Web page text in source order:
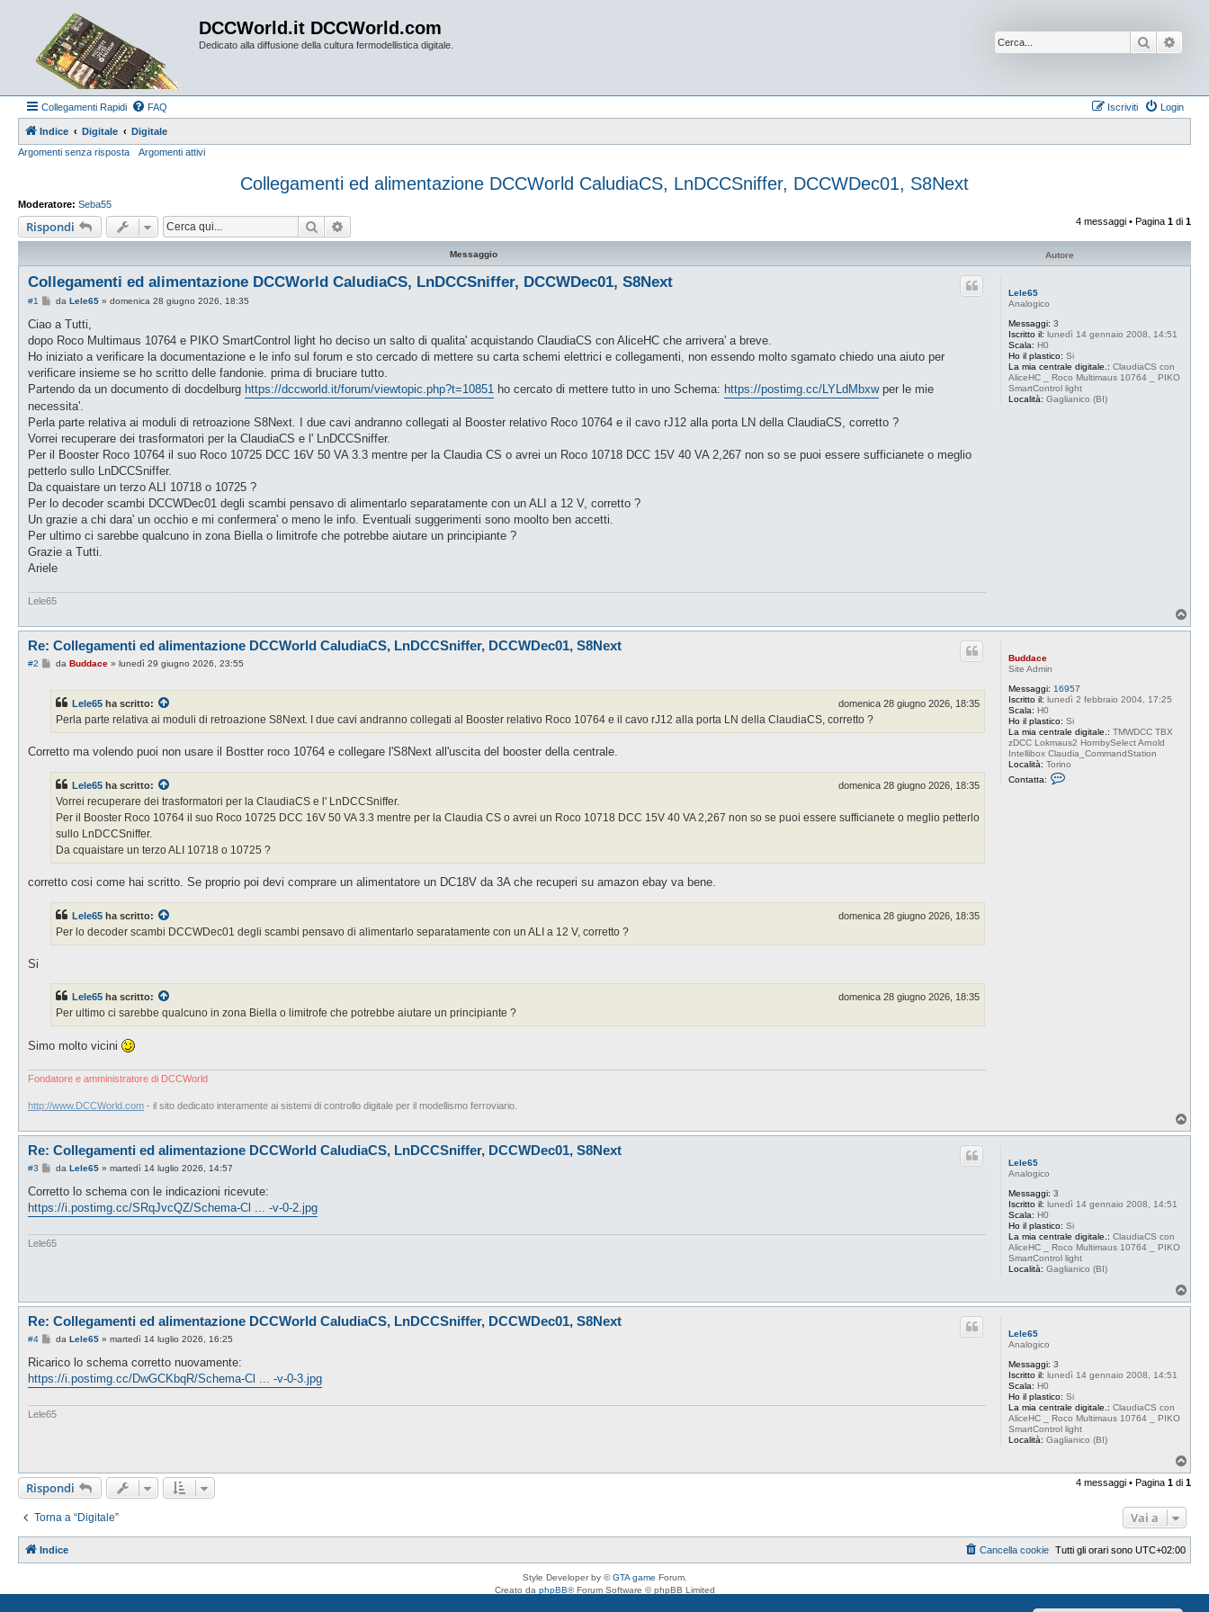
DCCWorld.it DCCWorld.com
Dedicato alla diffusione della cultura fermodellistica digitale. Cerca
Collegamenti Rapidi FAQ Login
Iscriviti
Indice Digitale
Digitale
Argomenti senza risposta
Argomenti attivi
Collegamenti ed alimentazione DCCWorld CaludiaCS, LnDCCSniffer, DCCWDec01, S8Next
Moderatore: Seba55
Rispondi Cerca 4 messaggi • Pagina 1 di 1
Messaggio Autore
Lele65
Analogico
Messaggi: 3
Iscritto il: lunedì 14 gennaio 2008, 14:51
Scala: H0
Ho il plastico: Si
La mia centrale digitale.: ClaudiaCS con
AliceHC _ Roco Multimaus 10764 _ PIKO
SmartControl light
Località: Gaglianico (BI)
Collegamenti ed alimentazione DCCWorld CaludiaCS, LnDCCSniffer, DCCWDec01, S8Next
#1
M
s
a
g
i
o
da Lele65» domenica 28 giugno 2026, 18:35
Ciao a Tutti,
dopo Roco Multimaus 10764 e PIKO SmartControl light ho deciso un salto di qualita' acquistando ClaudiaCS con AliceHC che arrivera' a breve.
Ho iniziato a verificare la documentazione e le info sul forum e sto cercado di mettere su carta schemi elettrici e collegamenti, non essendo molto sgamato chiedo una aiuto per
verificare insieme se ho scritto delle fandonie. prima di bruciare tutto.
Partendo da un documento di docdelburg https://dccworld.it/forum/viewtopic.php?t=10851 ho cercato di mettere tutto in uno Schema: https://postimg.cc/LYLdMbxwper le mie
necessita'.
Perla parte relativa ai moduli di retroazione S8Next. I due cavi andranno collegati al Booster relativo Roco 10764 e il cavo rJ12 alla porta LN della ClaudiaCS, corretto ?
Vorrei recuperare dei trasformatori per la ClaudiaCS e l' LnDCCSniffer.
Per il Booster Roco 10764 il suo Roco 10725 DCC 16V 50 VA 3.3 mentre per la Claudia CS o avrei un Roco 10718 DCC 15V 40 VA 2,267 non so se puoi essere sufficianete o meglio
petterlo sullo LnDCCSniffer.
Da cquaistare un terzo ALI 10718 o 10725 ?
Per lo decoder scambi DCCWDec01 degli scambi pensavo di alimentarlo separatamente con un ALI a 12 V, corretto ?
Un grazie a chi dara' un occhio e mi confermera' o meno le info. Eventuali suggerimenti sono moolto ben accetti.
Per ultimo ci sarebbe qualcuno in zona Biella o limitrofe che potrebbe aiutare un principiante ?
Grazie a Tutti.
Ariele
Lele65
o
Buddace
Site Admin
Messaggi: 16957
Iscritto il: lunedì 2 febbraio 2004, 17:25
Scala: H0
Ho il plastico: Si
La mia centrale digitale.: TMWDCC TBX
zDCC Lokmaus2 HornbySelect Arnold
Intellibox Claudia_CommandStation
Località: Torino
Contatta:
Re: Collegamenti ed alimentazione DCCWorld CaludiaCS, LnDCCSniffer, DCCWDec01, S8Next
#2
M
a
g
o
da Buddace» lunedì 29 giugno 2026, 23:55
Lele65 ha scritto: domenica 28 giugno 2026, 18:35
Perla parte relativa ai moduli di retroazione S8Next. I due cavi andranno collegati al Booster relativo Roco 10764 e il cavo rJ12 alla porta LN della ClaudiaCS, corretto ?
Corretto ma volendo puoi non usare il Bostter roco 10764 e collegare l'S8Next all'uscita del booster della centrale.
Lele65 ha scritto: domenica 28 giugno 2026, 18:35
Vorrei recuperare dei trasformatori per la ClaudiaCS e l' LnDCCSniffer.
Per il Booster Roco 10764 il suo Roco 10725 DCC 16V 50 VA 3.3 mentre per la Claudia CS o avrei un Roco 10718 DCC 15V 40 VA 2,267 non so se puoi essere sufficianete o meglio petterlo
sullo LnDCCSniffer.
Da cquaistare un terzo ALI 10718 o 10725 ?
corretto cosi come hai scritto. Se proprio poi devi comprare un alimentatore un DC18V da 3A che recuperi su amazon ebay va bene.
Lele65 ha scritto: domenica 28 giugno 2026, 18:35
Per lo decoder scambi DCCWDec01 degli scambi pensavo di alimentarlo separatamente con un ALI a 12 V, corretto ?
Si
Lele65 ha scritto: domenica 28 giugno 2026, 18:35
Per ultimo ci sarebbe qualcuno in zona Biella o limitrofe che potrebbe aiutare un principiante ?
Simo molto vicini
Fondatore e amministratore di DCCWorld
http://www.DCCWorld.com - il sito dedicato interamente ai sistemi di controllo digitale per il modellismo ferroviario.
o
Lele65
Analogico
Messaggi: 3
Iscritto il: lunedì 14 gennaio 2008, 14:51
Scala: H0
Ho il plastico: Si
La mia centrale digitale.: ClaudiaCS con
AliceHC _ Roco Multimaus 10764 _ PIKO
SmartControl light
Località: Gaglianico (BI)
Re: Collegamenti ed alimentazione DCCWorld CaludiaCS, LnDCCSniffer, DCCWDec01, S8Next
#3
M
s
a
i
da Lele65» martedì 14 luglio 2026, 14:57
Corretto lo schema con le indicazioni ricevute:
https://i.postimg.cc/SRqJvcQZ/Schema-Cl ... -v-0-2.jpg
Lele65
o
Lele65
Analogico
Messaggi: 3
Iscritto il: lunedì 14 gennaio 2008, 14:51
Scala: H0
Ho il plastico: Si
La mia centrale digitale.: ClaudiaCS con
AliceHC _ Roco Multimaus 10764 _ PIKO
SmartControl light
Località: Gaglianico (BI)
Re: Collegamenti ed alimentazione DCCWorld CaludiaCS, LnDCCSniffer, DCCWDec01, S8Next
#4
M
s
a
i
da Lele65» martedì 14 luglio 2026, 16:25
Ricarico lo schema corretto nuovamente:
https://i.postimg.cc/DwGCKbqR/Schema-Cl ... -v-0-3.jpg
Lele65
o
p
Rispondi 4 messaggi • Pagina 1 di 1
Torna a “Digitale” Vai a
Indice Tutti gli orari sono UTC+02:00
Cancella cookie
Style Developer by ©GTA game Forum.
Creato da phpBB® Forum Software © phpBB Limited